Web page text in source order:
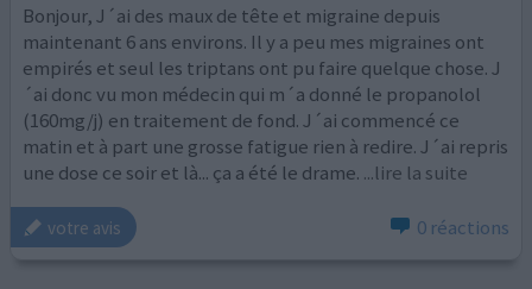
Bonjour, J´ai des maux de tête et migraine depuis
maintenant 6 ans environs. Il y a peu mes migraines ont
empirés et seul les triptans ont pu faire quelque chose. J
´ai donc vu mon médecin qui m´a donné le propanolol
(160mg/j) en traitement de fond. J´ai commencé ce
matin et à part une grosse fatigue rien à redire. J´ai repris
une dose ce soir et là... ça a été le drame. ...lire la suite
votre avis 0 réactions